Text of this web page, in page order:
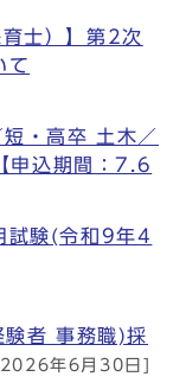
士）】第2次
て
・高卒 土木／
申込期間：7.6
試験(令和9年4
験者 事務職)採
[2026年6月30日]